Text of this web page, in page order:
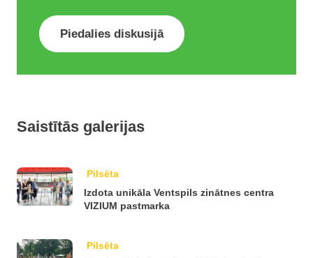
Piedalies diskusijā
Saistītās galerijas
Pilsēta
Izdota unikāla Ventspils zinātnes centra
VIZIUM pastmarka
Pilsēta